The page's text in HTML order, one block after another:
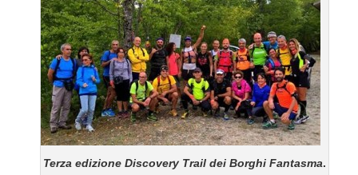
Terza edizione Discovery Trail dei Borghi Fantasma.